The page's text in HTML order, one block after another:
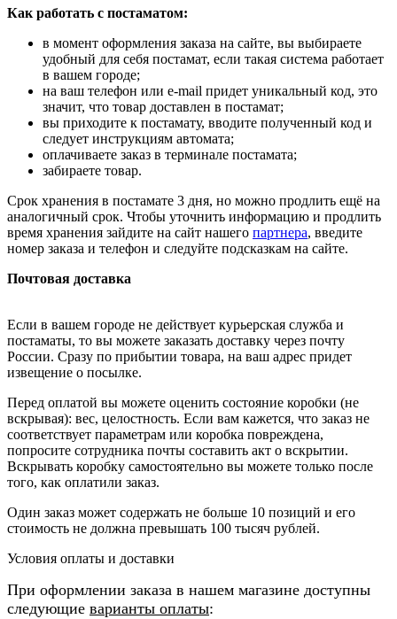
Как работать с постаматом:
в момент оформления заказа на сайте, вы выбираете
удобный для себя постамат, если такая система работает
в вашем городе;
на ваш телефон или e-mail придет уникальный код, это
значит, что товар доставлен в постамат;
вы приходите к постамату, вводите полученный код и
следует инструкциям автомата;
оплачиваете заказ в терминале постамата;
забираете товар.
Срок хранения в постамате 3 дня, но можно продлить ещё на
аналогичный срок. Чтобы уточнить информацию и продлить
время хранения зайдите на сайт нашего партнера, введите
номер заказа и телефон и следуйте подсказкам на сайте.
Почтовая доставка
Если в вашем городе не действует курьерская служба и
постаматы, то вы можете заказать доставку через почту
России. Сразу по прибытии товара, на ваш адрес придет
извещение о посылке.
Перед оплатой вы можете оценить состояние коробки (не
вскрывая): вес, целостность. Если вам кажется, что заказ не
соответствует параметрам или коробка повреждена,
попросите сотрудника почты составить акт о вскрытии.
Вскрывать коробку самостоятельно вы можете только после
того, как оплатили заказ.
Один заказ может содержать не больше 10 позиций и его
стоимость не должна превышать 100 тысяч рублей.
Условия оплаты и доставки
При оформлении заказа в нашем магазине доступны
следующие варианты оплаты: